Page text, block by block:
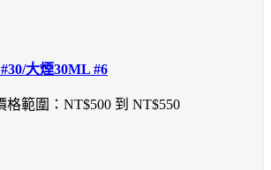
大煙30ML #6
格範圍：NT$500 到 NT$550